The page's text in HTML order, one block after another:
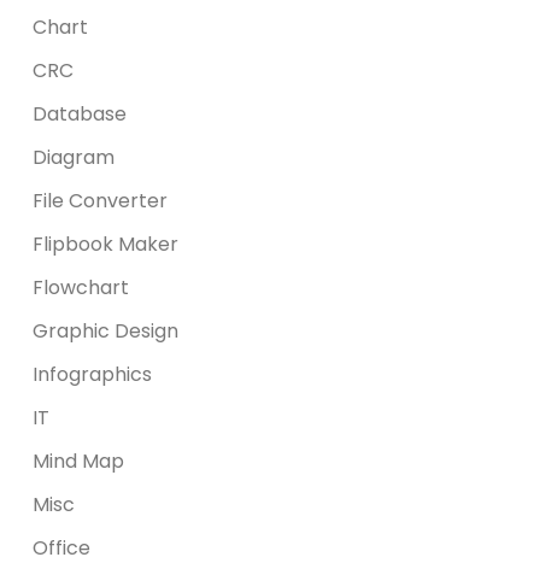
Chart
CRC
Database
Diagram
File Converter
Flipbook Maker
Flowchart
Graphic Design
Infographics
IT
Mind Map
Misc
Office